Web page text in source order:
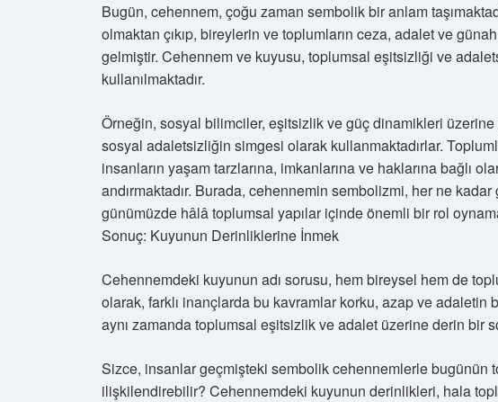
Bugün, cehennem, çoğu zaman sembolik bir anlam
olmaktan çıkıp, bireylerin ve toplumların ceza, adalet ve
gelmiştir. Cehennem ve kuyusu, toplumsal eşitsizliği ve
kullanılmaktadır.
Örneğin, sosyal bilimciler, eşitsizlik ve güç dinamikleri üzerine
sosyal adaletsizliğin simgesi olarak kullanmaktadırlar.
insanların yaşam tarzlarına, imkanlarına ve haklarına bağlı
andırmaktadır. Burada, cehennemin sembolizmi, her ne
günümüzde hâlâ toplumsal yapılar içinde önemli bir rol
Sonuç: Kuyunun Derinliklerine İnmek
Cehennemdeki kuyunun adı sorusu, hem bireysel hem de
olarak, farklı inançlarda bu kavramlar korku, azap ve adaletin
aynı zamanda toplumsal eşitsizlik ve adalet üzerine derin bir
Sizce, insanlar geçmişteki sembolik cehennemlerle bugünün
ilişkilendirebilir? Cehennemdeki kuyunun derinlikleri, hala